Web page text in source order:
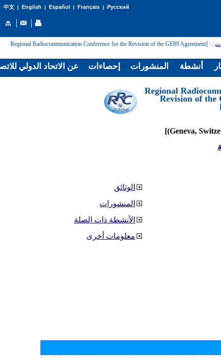
中文| English | Español | Français| Русский
:
: [Regional Radiocommunication Conference for the Revision of the GE89 Agreement
[Regional
Revision of the
الوثائق
المنشورات
الأنشطة ذات الصلة
معلومات أخرى
عن الاتحاد الدولي إحصاءات المنشورات أنشطة